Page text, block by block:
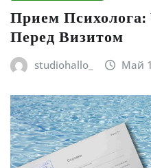
Прием
Перед Визитом
studiohallo_ Май